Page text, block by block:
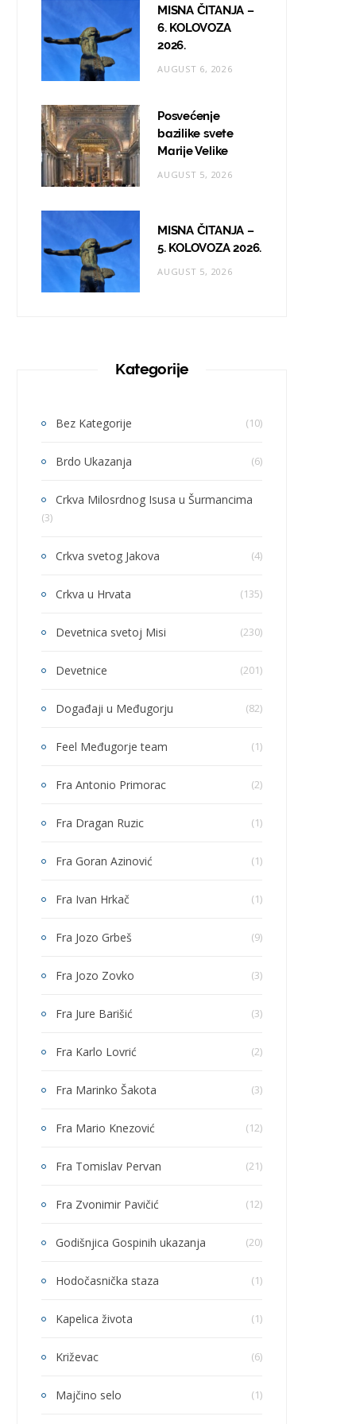
MISNA ČITANJA –
6. KOLOVOZA
2026.
AUGUST 6, 2026
Posvećenje
bazilike svete
Marije Velike
AUGUST 5, 2026
MISNA ČITANJA –
5. KOLOVOZA 2026.
AUGUST 5, 2026
Kategorije
Bez Kategorije (10)
Brdo Ukazanja (6)
Crkva Milosrdnog Isusa u Šurmancima
(3)
Crkva svetog Jakova (4)
Crkva u Hrvata (135)
Devetnica svetoj Misi (230)
Devetnice (201)
Događaji u Međugorju (82)
Feel Međugorje team (1)
Fra Antonio Primorac (2)
Fra Dragan Ruzic (1)
Fra Goran Azinović (1)
Fra Ivan Hrkač (1)
Fra Jozo Grbeš (9)
Fra Jozo Zovko (3)
Fra Jure Barišić (3)
Fra Karlo Lovrić (2)
Fra Marinko Šakota (3)
Fra Mario Knezović (12)
Fra Tomislav Pervan (21)
Fra Zvonimir Pavičić (12)
Godišnjica Gospinih ukazanja (20)
Hodočasnička staza (1)
Kapelica života (1)
Križevac (6)
Majčino selo (1)